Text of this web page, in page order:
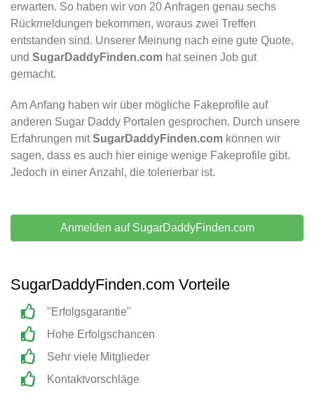
erwarten. So haben wir von 20 Anfragen genau sechs
Rückmeldungen bekommen, woraus zwei Treffen
entstanden sind. Unserer Meinung nach eine gute Quote,
und SugarDaddyFinden.com hat seinen Job gut
gemacht.
Am Anfang haben wir über mögliche Fakeprofile auf
anderen Sugar Daddy Portalen gesprochen. Durch unsere
Erfahrungen mitSugarDaddyFinden.com können wir
sagen, dass es auch hier einige wenige Fakeprofile gibt.
Jedoch in einer Anzahl, die tolerierbar ist.
Anmelden auf SugarDaddyFinden.com
SugarDaddyFinden.com Vorteile
"Erfolgsgarantie"
Hohe Erfolgschancen
Sehr viele Mitglieder
Kontaktvorschläge